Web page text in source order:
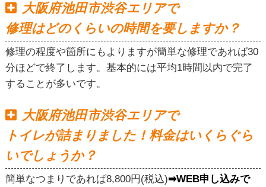
大阪府池田市渋谷エリアで
修理はどのくらいの時間を要しますか？
修理の程度や箇所にもよりますが簡単な修理であれば30
分ほどで終了します。基本的には平均1時間以内で完了
することが多いです。
大阪府池田市渋谷エリアで
トイレが詰まりました！料金はいくらぐら
いでしょうか？
簡単なつまりであれば8,800円(税込)➡WEB申し込みで